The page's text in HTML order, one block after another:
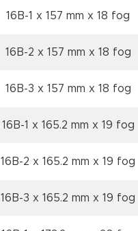
16B-1 x 157 mm x 18 fog
16B-2 x 157 mm x 18 fog
16B-3 x 157 mm x 18 fog
16B-1 x 165.2 mm x 19 fog
16B-2 x 165.2 mm x 19 fog
16B-3 x 165.2 mm x 19 fog